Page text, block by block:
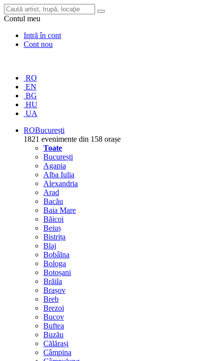
Contul meu
Intră în cont
Cont nou
RO
EN
BG
HU
UA
ROBucurești
1821 evenimente din 158 orașe
Toate
București
Agapia
Alba Iulia
Alexandria
Arad
Bacău
Baia Mare
Băicoi
Beiuș
Bistrița
Blaj
Bobâlna
Bologa
Botoșani
Brăila
Brașov
Breb
Brezoi
Bucov
Buftea
Buzău
Călărași
Câmpina